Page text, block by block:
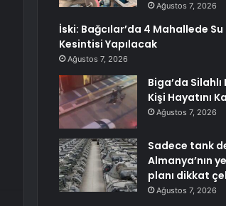
Ağustos 7, 2026
İski: Bağcılar’da 4 Mahallede Su
Kesintisi Yapılacak
Ağustos 7, 2026
Biga’da
Kişi Hayatını
Ağustos 7, 2026
Sadece tank
Almanya’nın
planı dikkat
Ağustos 7, 2026